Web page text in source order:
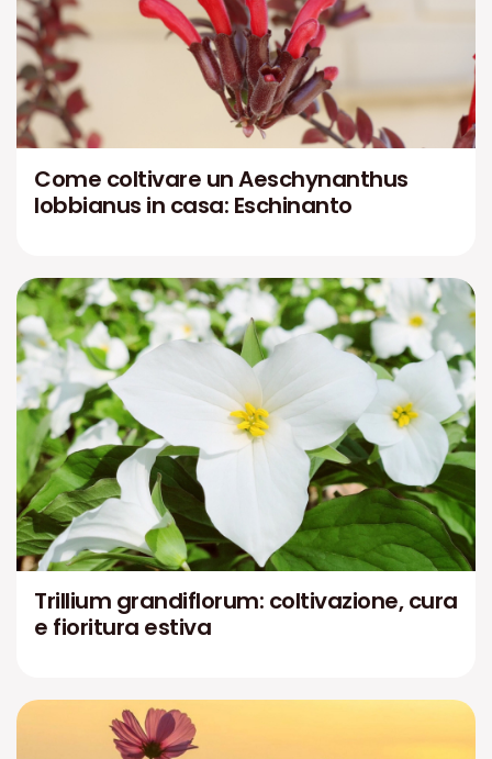
Come coltivare un Aeschynanthus
lobbianus in casa: Eschinanto
Trillium grandiflorum: coltivazione, cura
e fioritura estiva